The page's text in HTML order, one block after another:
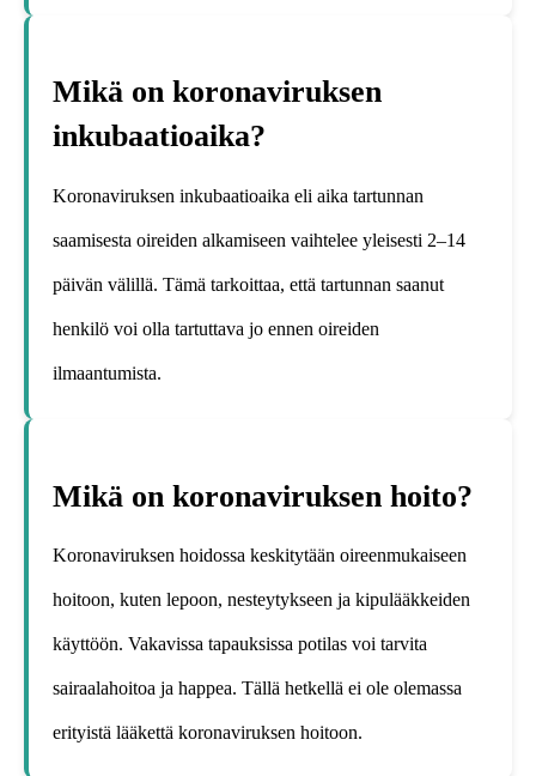
Mikä on koronaviruksen
inkubaatioaika?
Koronaviruksen inkubaatioaika eli aika tartunnan
saamisesta oireiden alkamiseen vaihtelee yleisesti 2–14
päivän välillä. Tämä tarkoittaa, että tartunnan saanut
henkilö voi olla tartuttava jo ennen oireiden
ilmaantumista.
Mikä on koronaviruksen hoito?
Koronaviruksen hoidossa keskitytään oireenmukaiseen
hoitoon, kuten lepoon, nesteytykseen ja kipulääkkeiden
käyttöön. Vakavissa tapauksissa potilas voi tarvita
sairaalahoitoa ja happea. Tällä hetkellä ei ole olemassa
erityistä lääkettä koronaviruksen hoitoon.